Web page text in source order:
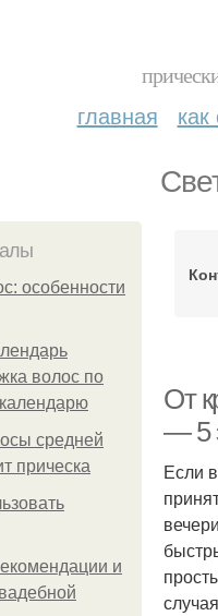
главная
особенности
волос по
средней
прическа
и
От
— 5
Если